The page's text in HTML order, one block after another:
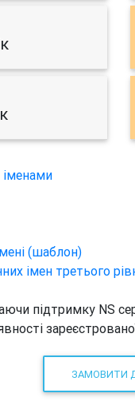
(шаблон)
імен третього
підтримку NS
ЗАМОВИТИ